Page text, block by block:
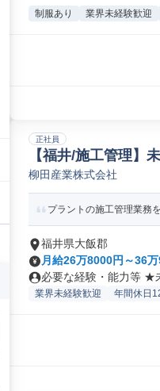
制服あり 業界未経験歓迎
正社員
【福井/施工管理】
ト施工管理
柳田産業株式会社
プラントの施工管理業務
福井県大飯郡
月給26万8000円～36
必要な経験・能力等 ★
業界未経験歓迎 年間休日